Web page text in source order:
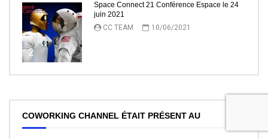
2
Space Connect 21 Conférence Espace le 24
juin 2021
CC TEAM
10/06/2021
COWORKING CHANNEL ÉTAIT PRÉSENT AU